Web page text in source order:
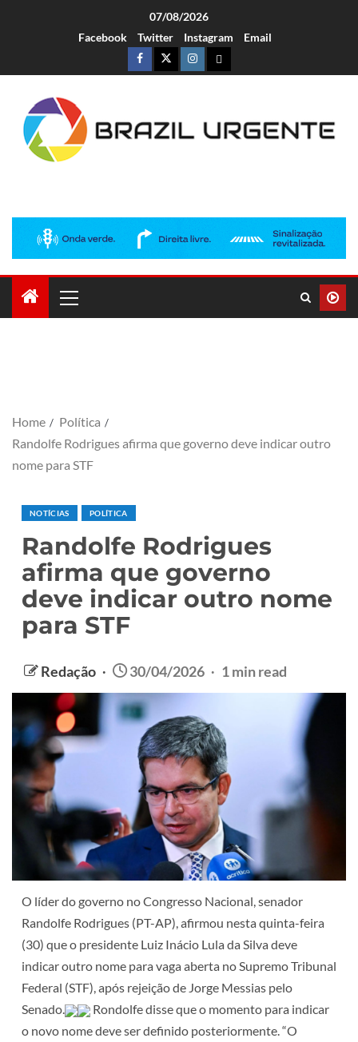
07/08/2026
Facebook
Twitter Instagram Email
Home
Política
Randolfe Rodrigues afirma que governo deve indicar outro
nome para STF
NOTÍCIAS POLÍTICA
Randolfe Rodrigues
afirma que governo
deve indicar outro nome
para STF
Redação 30/04/2026 1 min read
O líder do governo no Congresso Nacional, senador
Randolfe Rodrigues (PT-AP), afirmou nesta quinta-feira
(30) que o presidente Luiz Inácio Lula da Silva deve
indicar outro nome para vaga aberta no Supremo Tribunal
Federal (STF), após rejeição de Jorge Messias pelo
Senado.
Rondolfe disse que o momento para indicar
o novo nome deve ser definido posteriormente. “O